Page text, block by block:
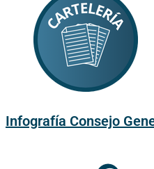
Infografía Consejo